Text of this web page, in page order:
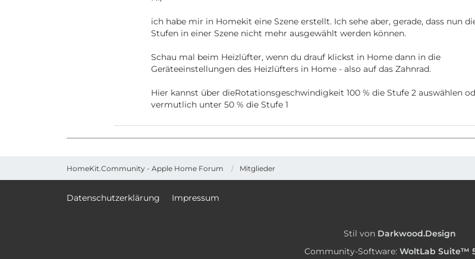
HomeKit.Community - Apple Home Forum Mitglieder
ich habe mir in Homekit eine Szene erstellt. Ich sehe aber, gerade, dass nun
Stufen in einer Szene nicht mehr ausgewählt werden können.
Schau mal beim Heizlüfter, wenn du drauf klickst in Home dann in die
Geräteeinstellungen des Heizlüfters in Home - also auf das Zahnrad.
Hier kannst über dieRotationsgeschwindigkeit 100 % die Stufe 2 auswählen
vermutlich unter 50 % die Stufe 1
Datenschutzerklärung Impressum
Stil von Darkwood.Design
Community-Software: WoltLab Suite™